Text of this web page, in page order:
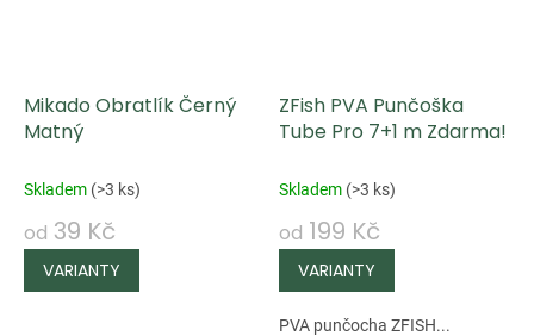
Mikado Obratlík Černý
Matný
Skladem (>3 ks)
od 39 Kč
ZFish PVA Punčoška
Tube Pro 7+1 m Zdarma!
Skladem (>3 ks)
od 199 Kč
PVA punčocha ZFISH...